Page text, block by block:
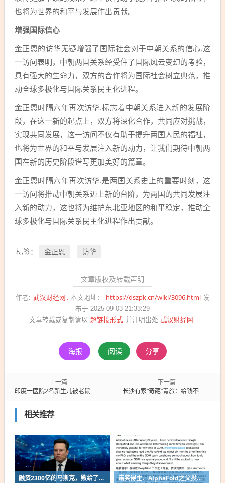
也将为世界的和平与发展作出贡献。
增强国际信心
金正恩的访华无疑增强了国际社会对于中朝关系的信心,这
一访问表明，中朝两国关系经受住了国际风云变幻的考验，
具有强大的生命力，双方的合作将为国际社会树立典范，推
动全球多极化与国际关系民主化进程。
金正恩时隔六年再次访华,标志着中朝关系进入新的发展阶
段，在这一新的起点上，双方将深化合作，共同应对挑战，
实现共同发展，这一访问不仅有助于提升两国人民的福祉，
也将为世界的和平与发展注入新的动力，让我们期待中朝两
国在新的历史阶段谱写更加美好的篇章。
金正恩时隔六年再次访华,是两国关系史上的重要时刻，这
一访问将推动中朝关系迈上新的台阶，为两国的共同发展注
入新的动力，这也将为维护东北亚地区的和平稳定，推动全
球多极化与国际关系民主化进程作出贡献。
标签： 金正恩 访华
文章版权及转载声明
作者: 武汉财经网 本文地址： https://dszpk.cn/wiki/3096.html 发
布于 2025-09-03 21:33:29
文章转载或复制请以 超链接形式 并注明出处 武汉财经网
海报 阅读 分享
上一篇
印度一医院2名新生儿被老鼠咬伤
下一篇
长沙有家“奇葩”青旅：给钱不让住
相关推荐
融资2300亿的马斯克，败给了这个中国小城 诺奖得主、AlphaFold之父投奔Anthropic！谷歌48小时连跑俩大将